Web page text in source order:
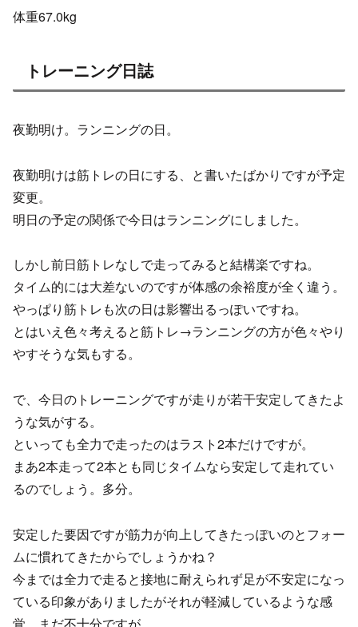
体重67.0kg
トレーニング日誌
夜勤明け。ランニングの日。
夜勤明けは筋トレの日にする、と書いたばかりですが予定
変更。
明日の予定の関係で今日はランニングにしました。
しかし前日筋トレなしで走ってみると結構楽ですね。
タイム的には大差ないのですが体感の余裕度が全く違う。
やっぱり筋トレも次の日は影響出るっぽいですね。
とはいえ色々考えると筋トレ→ランニングの方が色々やり
やすそうな気もする。
で、今日のトレーニングですが走りが若干安定してきたよ
うな気がする。
といっても全力で走ったのはラスト2本だけですが。
まあ2本走って2本とも同じタイムなら安定して走れてい
るのでしょう。多分。
安定した要因ですが筋力が向上してきたっぽいのとフォー
ムに慣れてきたからでしょうかね？
今までは全力で走ると接地に耐えられず足が不安定になっ
ている印象がありましたがそれが軽減しているような感